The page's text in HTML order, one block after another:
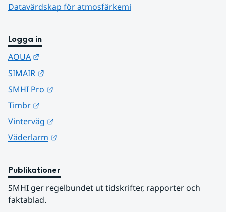
Datavärdskap för atmosfärkemi
Logga in
AQUA
SIMAIR
SMHI Pro
Timbr
Vinterväg
Väderlarm
Publikationer
SMHI ger regelbundet ut tidskrifter, rapporter och
faktablad.